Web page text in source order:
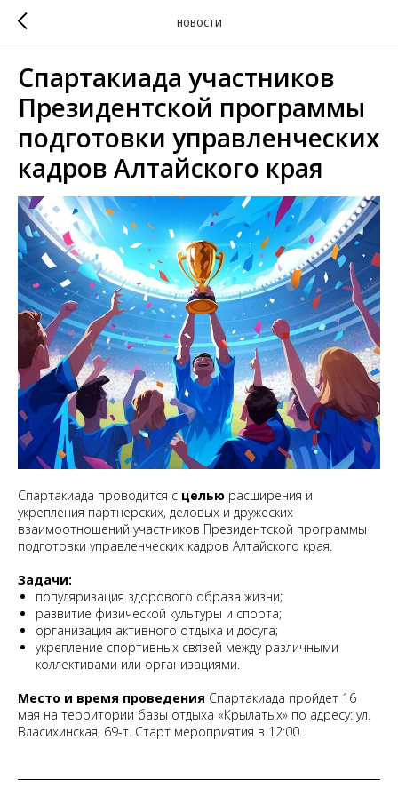
НОВОСТИ
Спартакиада участников
Президентской программы
подготовки управленческих
кадров Алтайского края
Спартакиада проводится с целью расширения и
укрепления партнерских, деловых и дружеских
взаимоотношений участников Президентской программы
подготовки управленческих кадров Алтайского края.
Задачи:
популяризация здорового образа жизни;
развитие физической культуры и спорта;
организация активного отдыха и досуга;
укрепление спортивных связей между различными
коллективами или организациями.
Место и время проведения Спартакиада пройдет 16
мая на территории базы отдыха «Крылатых» по адресу: ул.
Власихинская, 69-т. Старт мероприятия в 12:00.